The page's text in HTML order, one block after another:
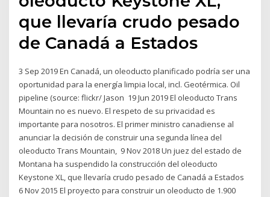
que llevaría crudo pesado
de Canadá a Estados
3 Sep 2019 En Canadá, un oleoducto planificado podría ser una
oportunidad para la energía limpia local, incl. Geotérmica. Oil
pipeline (source: flickr/ Jason 19 Jun 2019 El oleoducto Trans
Mountain no es nuevo. El respeto de su privacidad es
importante para nosotros. El primer ministro canadiense al
anunciar la decisión de construir una segunda línea del
oleoducto Trans Mountain, 9 Nov 2018 Un juez del estado de
Montana ha suspendido la construcción del oleoducto
Keystone XL, que llevaría crudo pesado de Canadá a Estados
6 Nov 2015 El proyecto para construir un oleoducto de 1.900